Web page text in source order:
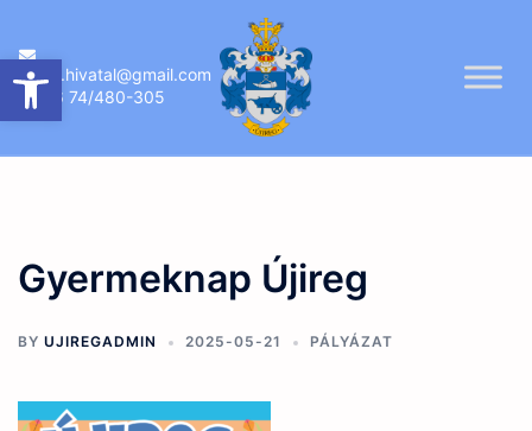
Eszköztár megnyitása
content
ujireg.hivatal@gmail.com
06 74/480-305
Gyermeknap Újireg
BY UJIREGADMIN 2025-05-21 PÁLYÁZAT